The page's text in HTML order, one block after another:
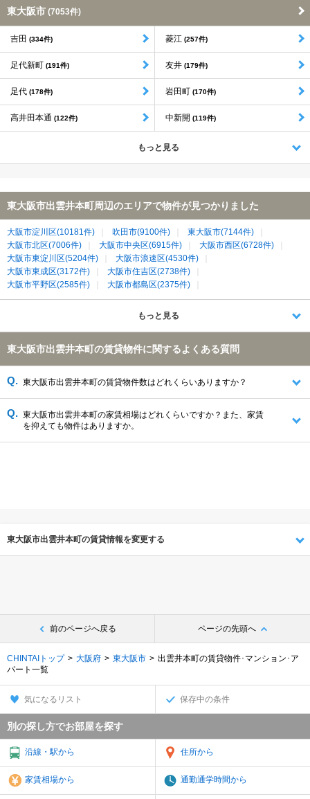
東大阪市 (7053件)
吉田 (334件) 菱江 (257件)
足代新町 (191件) 友井 (179件)
足代 (178件) 岩田町 (170件)
高井田本通 (122件) 中新開 (119件)
もっと見る
東大阪市出雲井本町周辺のエリアで物件が見つかりました
大阪市淀川区(10181件) 吹田市(9100件)
東大阪市(7144件)
大阪市北区(7006件)
大阪市中央区(6915件)
大阪市西区(6728件)
大阪市東淀川区(5204件)
大阪市浪速区(4530件)
大阪市東成区(3172件)
大阪市住吉区(2738件)
大阪市平野区(2585件)
大阪市都島区(2375件)
大阪市東住吉区(2341件)
大阪市城東区(2016件)
大阪市生野区(1996件)
大阪市鶴見区(951件)
大阪市西成区(528件)
四條畷市(373件)
生駒郡平群町(32件)
もっと見る
東大阪市出雲井本町の賃貸物件に関するよくある質問
東大阪市出雲井本町の賃貸物件数はどれくらいありますか？
東大阪市出雲井本町の家賃相場はどれくらいですか？また、家賃
を抑えても物件はありますか。
東大阪市出雲井本町の賃貸情報を変更する
前のページへ戻る ページの先頭へ
CHINTAIトップ 大阪府 東大阪市
出雲井本町の賃貸物件･マンション･ア
パート一覧
気になるリスト 保存中の条件
別の探し方でお部屋を探す
沿線・駅から 住所から
家賃相場から 通勤通学時間から